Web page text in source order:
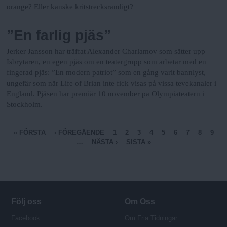
orange? Eller kanske kritstrecksrandigt?
”En farlig pjäs”
Jerker Jansson har träffat Alexander Charlamov som sätter upp
Isbrytaren, en egen pjäs om en teatergrupp som arbetar med en
fingerad pjäs: ”En modern patriot” som en gång varit bannlyst,
ungefär som när Life of Brian inte fick visas på vissa tevekanaler i
England. Pjäsen har premiär 10 november på Olympiateatern i
Stockholm.
S
« FÖRSTA ‹ FÖREGÅENDE 1 2 3 4 5 6 7 8
9
…
NÄSTA › SISTA »
Följ oss Om Oss